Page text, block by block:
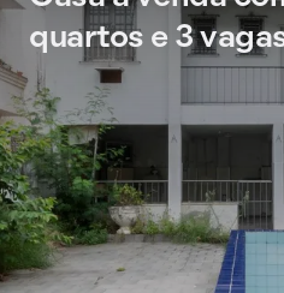
quartos e 3